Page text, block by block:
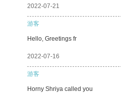
2022-07-21
游客
Hello, Greetings fr
2022-07-16
游客
Horny Shriya called you